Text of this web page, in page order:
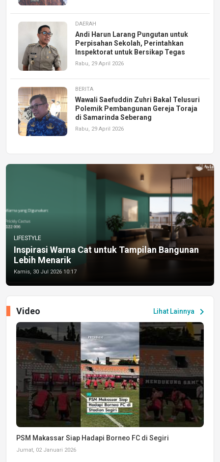
DAERAH
Andi Harun Larang Pungutan untuk
Perpisahan Sekolah, Perintahkan
Inspektorat untuk Bersikap Tegas
Rabu, 29 April 2026
BERITA
Wawali Saefuddin Zuhri Bakal Telusuri
Polemik Pembangunan Gereja Toraja
di Samarinda Seberang
Rabu, 29 April 2026
LIFESTYLE
Inspirasi Warna Cat untuk Tampilan Bangunan
Lebih Menarik
Kamis, 30 Jul 2026 10:17
Lihat Lainnya chevron_right
Video
PSM Makassar Siap Hadapi Borneo FC di Segiri
Jumat, 02 Januari 2026